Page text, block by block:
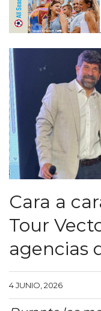
Cara a
Tour
agencias
4 JUNIO, 2026